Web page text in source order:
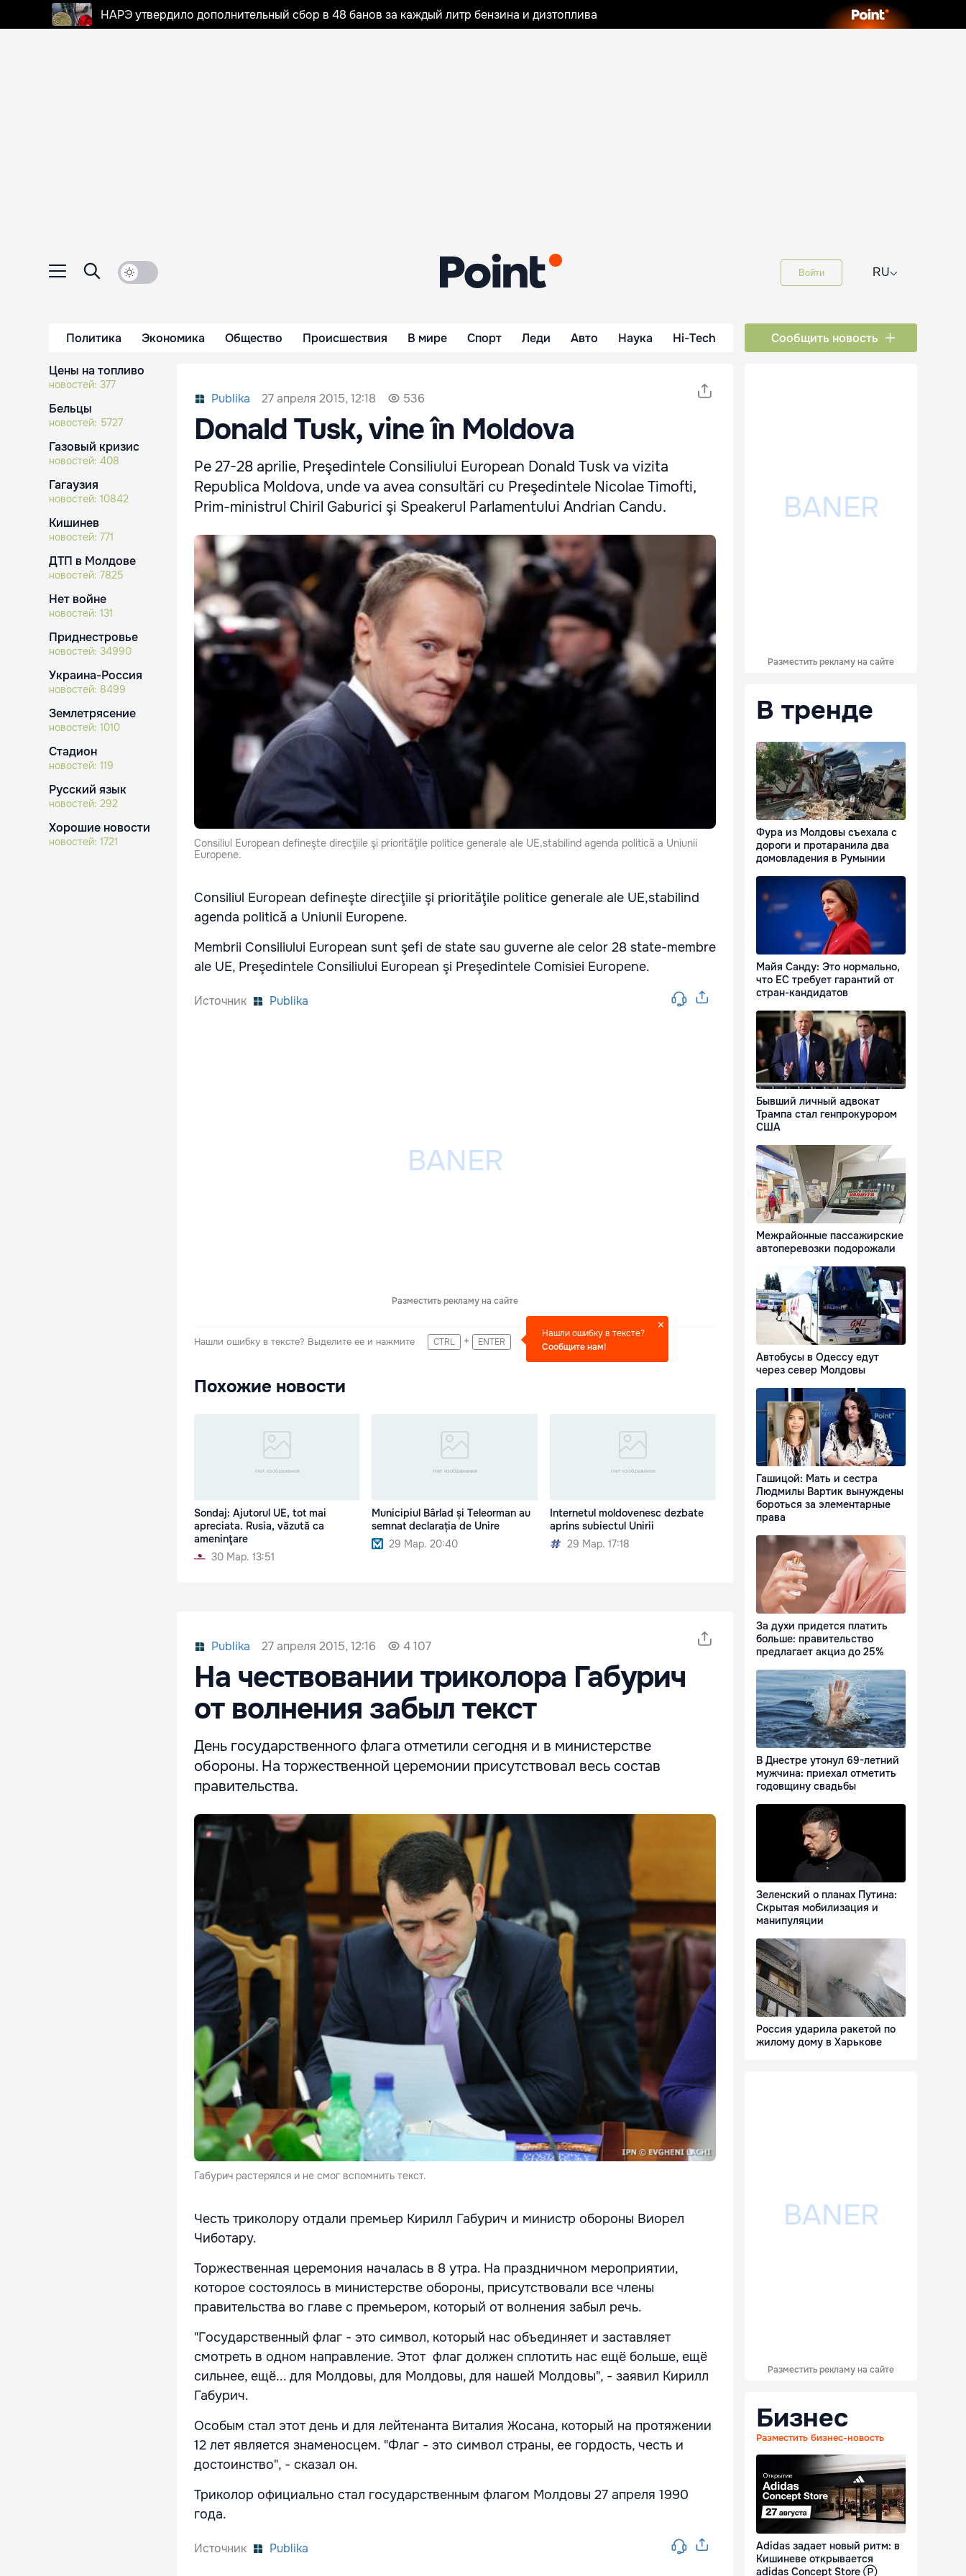
НАРЭ утвердило дополнительный сбор в 48 банов за каждый литр бензина и дизтоплива
Войти RU⌵
Политика Экономика Общество Происшествия В мире Спорт Леди Авто Наука Hi-Tech Сообщить новость
Цены на топливо
новостей: 377
Бельцы
новостей: 5727
Газовый кризис
новостей: 408
Гагаузия
новостей: 10842
Кишинев
новостей: 771
ДТП в Молдове
новостей: 7825
Нет войне
новостей: 131
Приднестровье
новостей: 34990
Украина-Россия
новостей: 8499
Землетрясение
новостей: 1010
Стадион
новостей: 119
Русский язык
новостей: 292
Хорошие новости
новостей: 1721
Publika 27 апреля 2015, 12:18 536
Donald Tusk, vine în Moldova
Pe 27-28 aprilie, Preşedintele Consiliului European Donald Tusk va vizita
Republica Moldova, unde va avea consultări cu Preşedintele Nicolae Timofti,
Prim-ministrul Chiril Gaburici şi Speakerul Parlamentului Andrian Candu.
Consiliul European defineşte direcţiile şi priorităţile politice generale ale UE,stabilind agenda politică a Uniunii
Europene.
Consiliul European defineşte direcţiile şi priorităţile politice generale ale UE,stabilind
agenda politică a Uniunii Europene.
Membrii Consiliului European sunt şefi de state sau guverne ale celor 28 state-membre
ale UE, Preşedintele Consiliului European şi Preşedintele Comisiei Europene.
Источник Publika
Разместить рекламу на сайте
Нашли ошибку в тексте? Выделите ее и нажмите CTRL + ENTER
Нашли ошибку в тексте?
Сообщите нам!
Похожие новости
Sondaj: Ajutorul UE, tot mai
apreciata. Rusia, văzută ca
ameninţare
30 Мар. 13:51
Municipiul Bârlad și Teleorman au
semnat declarația de Unire
29 Мар. 20:40
Internetul moldovenesc dezbate
aprins subiectul Unirii
29 Мар. 17:18
Publika 27 апреля 2015, 12:16 4 107
На чествовании триколора Габурич
от волнения забыл текст
День государственного флага отметили сегодня и в министерстве
обороны. На торжественной церемонии присутствовал весь состав
правительства.
Габурич растерялся и не смог вспомнить текст.
Честь триколору отдали премьер Кирилл Габурич и министр обороны Виорел
Чиботару.
Торжественная церемония началась в 8 утра. На праздничном мероприятии,
которое состоялось в министерстве обороны, присутствовали все члены
правительства во главе с премьером, который от волнения забыл речь.
"Государственный флаг - это символ, который нас объединяет и заставляет
смотреть в одном направление. Этот флаг должен сплотить нас ещё больше, ещё
сильнее, ещё... для Молдовы, для Молдовы, для нашей Молдовы", - заявил Кирилл
Габурич.
Особым стал этот день и для лейтенанта Виталия Жосана, который на протяжении
12 лет является знаменосцем. "Флаг - это символ страны, ее гордость, честь и
достоинство", - сказал он.
Триколор официально стал государственным флагом Молдовы 27 апреля 1990
года.
Источник Publika
Разместить рекламу на сайте
В тренде
Фура из Молдовы съехала с
дороги и протаранила два
домовладения в Румынии
Майя Санду: Это нормально,
что ЕС требует гарантий от
стран-кандидатов
Бывший личный адвокат
Трампа стал генпрокурором
США
Межрайонные пассажирские
автоперевозки подорожали
Автобусы в Одессу едут
через север Молдовы
Гашицой: Мать и сестра
Людмилы Вартик вынуждены
бороться за элементарные
права
За духи придется платить
больше: правительство
предлагает акциз до 25%
В Днестре утонул 69-летний
мужчина: приехал отметить
годовщину свадьбы
Зеленский о планах Путина:
Скрытая мобилизация и
манипуляции
Россия ударила ракетой по
жилому дому в Харькове
Разместить рекламу на сайте
Бизнес
Разместить бизнес-новость
Adidas задает новый ритм: в
Кишиневе открывается
adidas Concept Store Ⓟ